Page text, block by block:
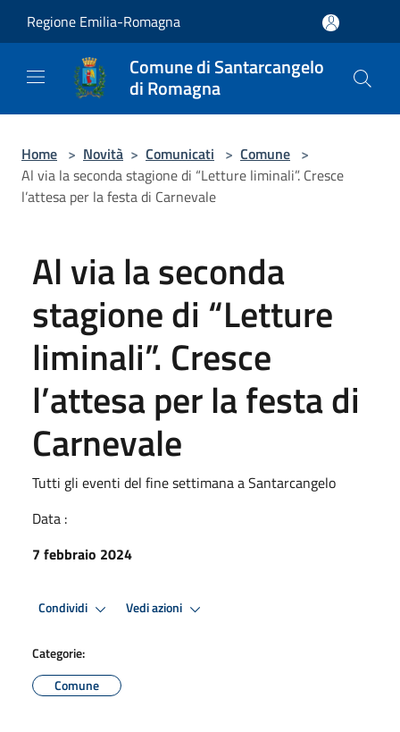
Regione Emilia-Romagna
Comune di Santarcangelo
di Romagna
Home > Novità > Comunicati > Comune >
Al via la seconda stagione di “Letture liminali”. Cresce
l’attesa per la festa di Carnevale
Al via la seconda
stagione di “Letture
liminali”. Cresce
l’attesa per la festa di
Carnevale
Tutti gli eventi del fine settimana a Santarcangelo
Data :
7 febbraio 2024
Condividi Vedi azioni
Categorie:
Comune